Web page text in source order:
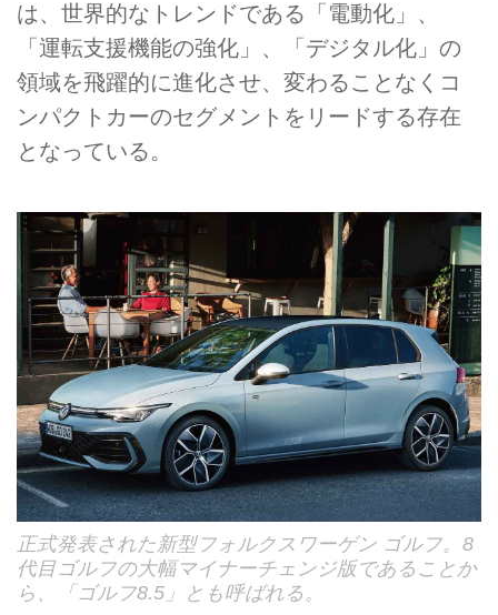
は、世界的なトレンドである「電動化」、
「運転支援機能の強化」、「デジタル化」の
領域を飛躍的に進化させ、変わることなくコ
ンパクトカーのセグメントをリードする存在
となっている。
正式発表された新型フォルクスワーゲン ゴルフ。8
代目ゴルフの大幅マイナーチェンジ版であることか
ら、「ゴルフ8.5」とも呼ばれる。